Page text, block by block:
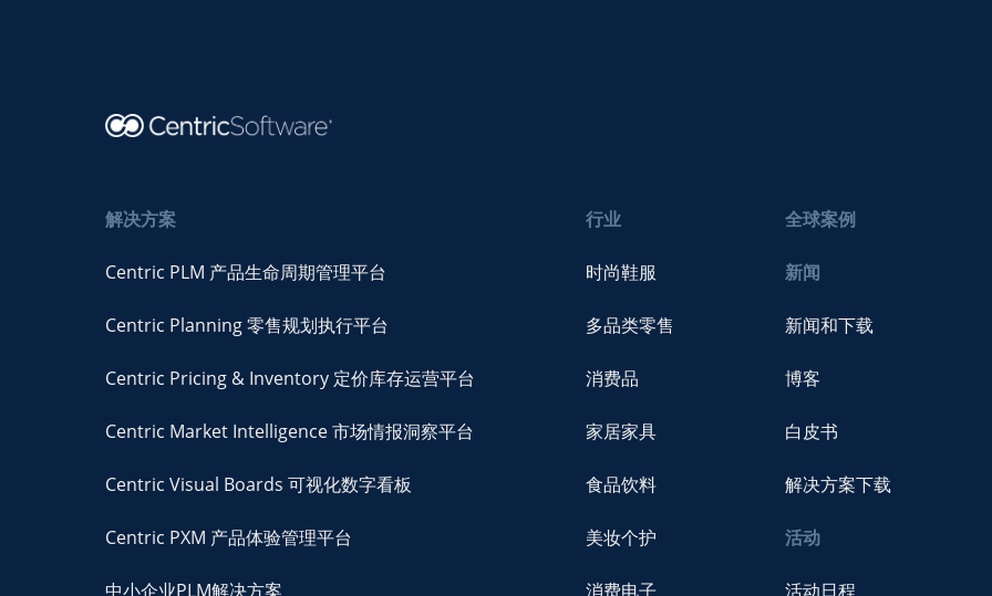
解决方案
Centric PLM 产品生命周期管理平台
Centric Planning 零售规划执行平台
Centric Pricing & Inventory 定价库存运营平台
Centric Market Intelligence 市场情报洞察平台
Centric Visual Boards 可视化数字看板
Centric PXM 产品体验管理平台
中小企业PLM解决方案
行业
时尚鞋服
多品类零售
消费品
家居家具
食品饮料
美妆个护
消费电子
全球案例
新闻
新闻和下载
博客
白皮书
解决方案下载
活动
活动日程